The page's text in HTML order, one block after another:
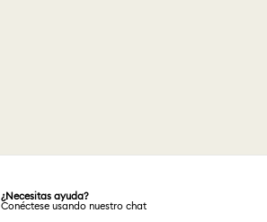
¿Necesitas ayuda?
Conéctese usando nuestro chat